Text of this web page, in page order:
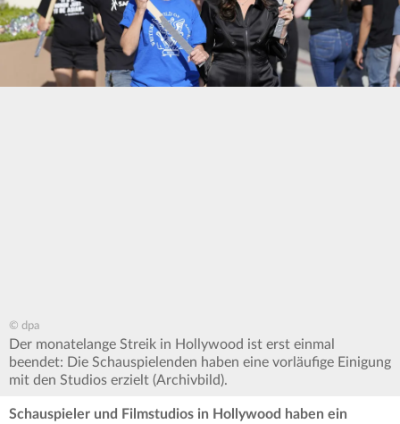
© dpa
Der monatelange Streik in Hollywood ist erst einmal
beendet: Die Schauspielenden haben eine vorläufige Einigung
mit den Studios erzielt (Archivbild).
Schauspieler und Filmstudios in Hollywood haben ein